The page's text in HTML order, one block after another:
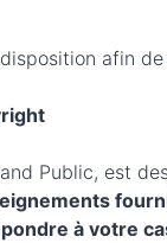
afin
Public, est
à votre